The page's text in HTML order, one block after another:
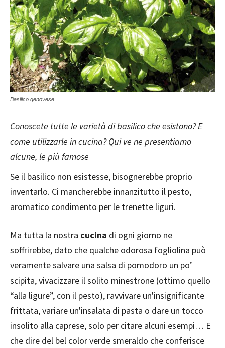
Basilico genovese
Conoscete tutte le varietà di basilico che esistono? E
come utilizzarle in cucina? Qui ve ne presentiamo
alcune, le più famose
Se il basilico non esistesse, bisognerebbe proprio
inventarlo. Ci mancherebbe innanzitutto il pesto,
aromatico condimento per le trenette liguri.
Ma tutta la nostra cucina di ogni giorno ne
soffrirebbe, dato che qualche odorosa fogliolina può
veramente salvare una salsa di pomodoro un po’
scipita, vivacizzare il solito minestrone (ottimo quello
“alla ligure”, con il pesto), ravvivare un'insignificante
frittata, variare un'insalata di pasta o dare un tocco
insolito alla caprese, solo per citare alcuni esempi… E
che dire del bel color verde smeraldo che conferisce